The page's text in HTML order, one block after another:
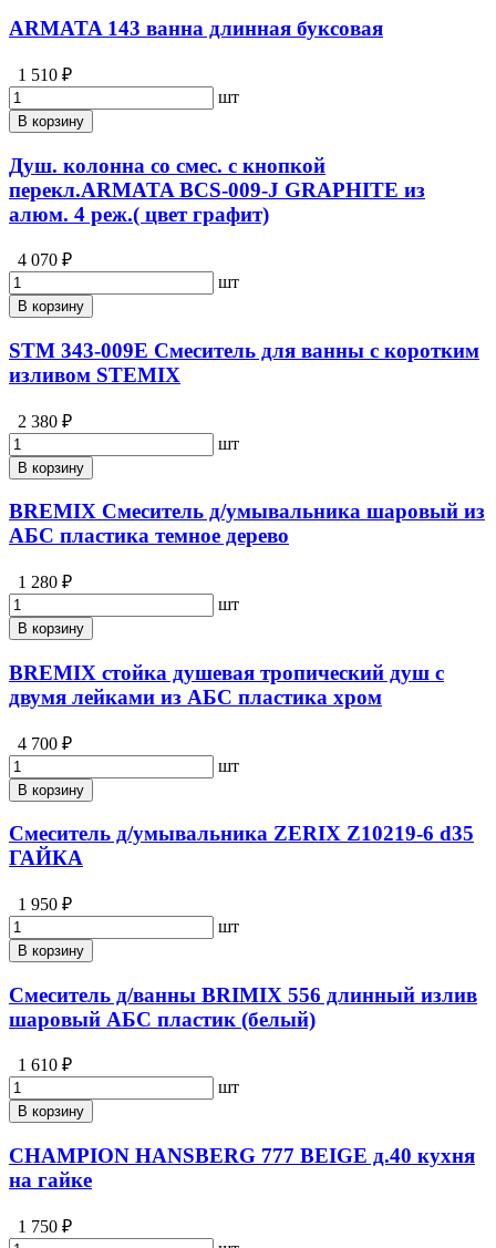
ARMATA 143 ванна длинная буксовая
1 510 ₽
шт
В корзину
Душ. колонна со смес. с кнопкой
перекл.ARMATA BCS-009-J GRAPHITE из
алюм. 4 реж.( цвет графит)
4 070 ₽
шт
В корзину
STM 343-009E Смеситель для ванны с коротким
изливом STEMIX
2 380 ₽
шт
В корзину
BREMIX Смеситель д/умывальника шаровый из
АБС пластика темное дерево
1 280 ₽
шт
В корзину
BREMIX стойка душевая тропический душ с
двумя лейками из АБС пластика хром
4 700 ₽
шт
В корзину
Смеситель д/умывальника ZERIX Z10219-6 d35
ГАЙКА
1 950 ₽
шт
В корзину
Смеситель д/ванны BRIMIX 556 длинный излив
шаровый АБС пластик (белый)
1 610 ₽
шт
В корзину
CHAMPION HANSBERG 777 BEIGE д.40 кухня
на гайке
1 750 ₽